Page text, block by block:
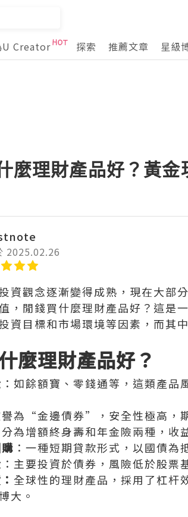
U Creator 探索 推薦文章 星級
麼理財產品好？黃金
2025.02.26
資觀念逐漸變得成熟，現在大部
，閒錢買什麼理財產品好？這是
資目標和市場環境等因素，而其
麼理財產品好？
：如餘額寶、零錢通等，這類產
譽為“金邊債券”，安全性極高，
分為增額終身壽和年金險兩種，收
：一種短期貸款形式，以國債為
：主要投資於債券，風險低於股票
全球性的理財產品，採用了杠杆
大。